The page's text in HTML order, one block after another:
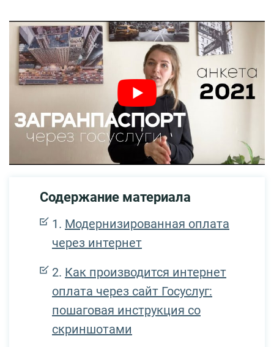
Содержание материала
Модернизированная оплата
через интернет
Как производится интернет
оплата через сайт Госуслуг:
пошаговая инструкция со
скриншотами